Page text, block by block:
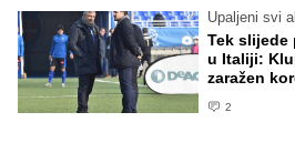
Upaljeni svi
Tek slijede
u Italiji:
zaražen
2